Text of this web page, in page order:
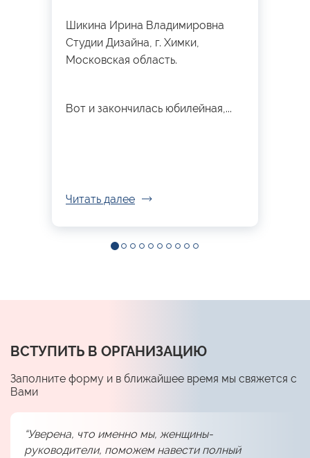
Шикина Ирина Владимировна
Студии Дизайна, г. Химки,
Московская область.
Вот и закончилась юбилейная,...
Читать далее
ВСТУПИТЬ В ОРГАНИЗАЦИЮ
Заполните форму и в ближайшее время мы свяжется с
Вами
“Уверена, что именно мы, женщины-
руководители, поможем навести полный